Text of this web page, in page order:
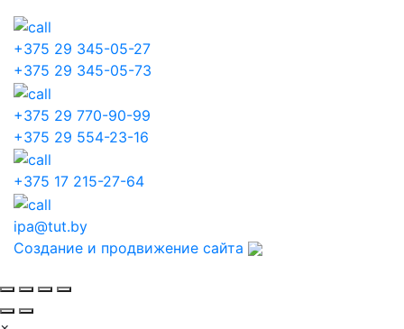
+375 29 345-05-27
+375 29 345-05-73
+375 29 770-90-99
+375 29 554-23-16
+375 17 215-27-64
ipa@tut.by
Создание и продвижение сайта